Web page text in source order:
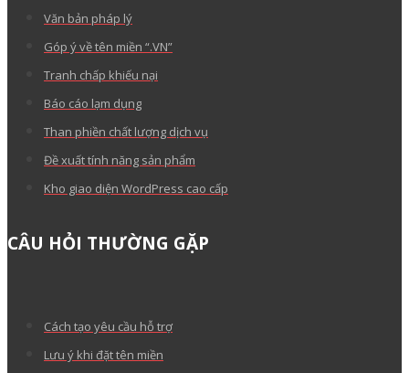
Văn bản pháp lý
Góp ý về tên miền “.VN”
Tranh chấp khiếu nại
Báo cáo lạm dụng
Than phiền chất lượng dịch vụ
Đề xuất tính năng sản phẩm
Kho giao diện WordPress cao cấp
CÂU HỎI THƯỜNG GẶP
Cách tạo yêu cầu hỗ trợ
Lưu ý khi đặt tên miền